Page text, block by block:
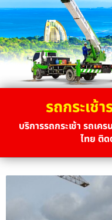
รถกระเช้
บริการรถกระเช้า รถเค
ไทย ติ